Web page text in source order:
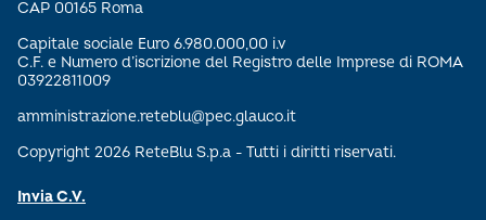
CAP 00165 Roma
Capitale sociale Euro 6.980.000,00 i.v
C.F. e Numero d’iscrizione del Registro delle Imprese di ROMA
03922811009
amministrazione.reteblu@pec.glauco.it
Copyright 2026 ReteBlu S.p.a - Tutti i diritti riservati.
Invia C.V.